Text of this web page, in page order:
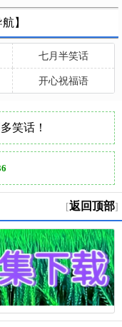
】
七月半笑话
开心祝福语
笑话！
[返回顶部]